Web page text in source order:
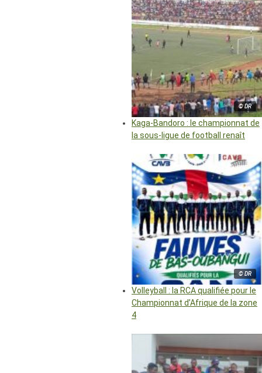
© DR
Kaga-Bandoro : le championnat de
la sous-ligue de football renaît
© DR
Volleyball : la RCA qualifiée pour le
Championnat d’Afrique de la zone
4